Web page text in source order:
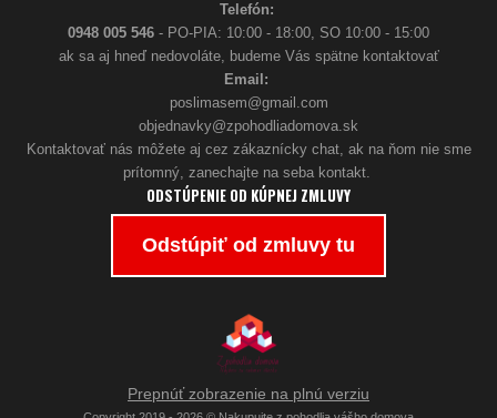
Telefón:
0948 005 546 - PO-PIA: 10:00 - 18:00, SO 10:00 - 15:00
ak sa aj hneď nedovoláte, budeme Vás spätne kontaktovať
Email:
poslimasem@gmail.com
objednavky@zpohodliadomova.sk
Kontaktovať nás môžete aj cez zákaznícky chat, ak na ňom nie sme
prítomný, zanechajte na seba kontakt.
ODSTÚPENIE OD KÚPNEJ ZMLUVY
Odstúpiť od zmluvy tu
Prepnúť zobrazenie na plnú verziu